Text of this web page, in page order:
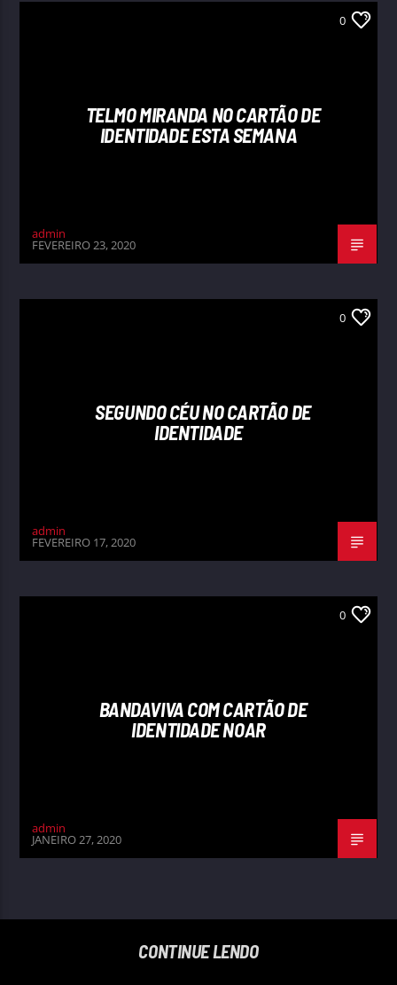
0
TELMO MIRANDA NO CARTÃO DE
IDENTIDADE ESTA SEMANA
admin
FEVEREIRO 23, 2020
0
SEGUNDO CÉU NO CARTÃO DE
IDENTIDADE
admin
FEVEREIRO 17, 2020
0
BANDAVIVA COM CARTÃO DE
IDENTIDADE NOAR
admin
JANEIRO 27, 2020
CONTINUE LENDO